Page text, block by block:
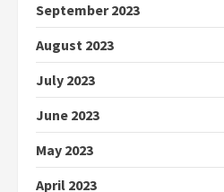
September 2023
August 2023
July 2023
June 2023
May 2023
April 2023